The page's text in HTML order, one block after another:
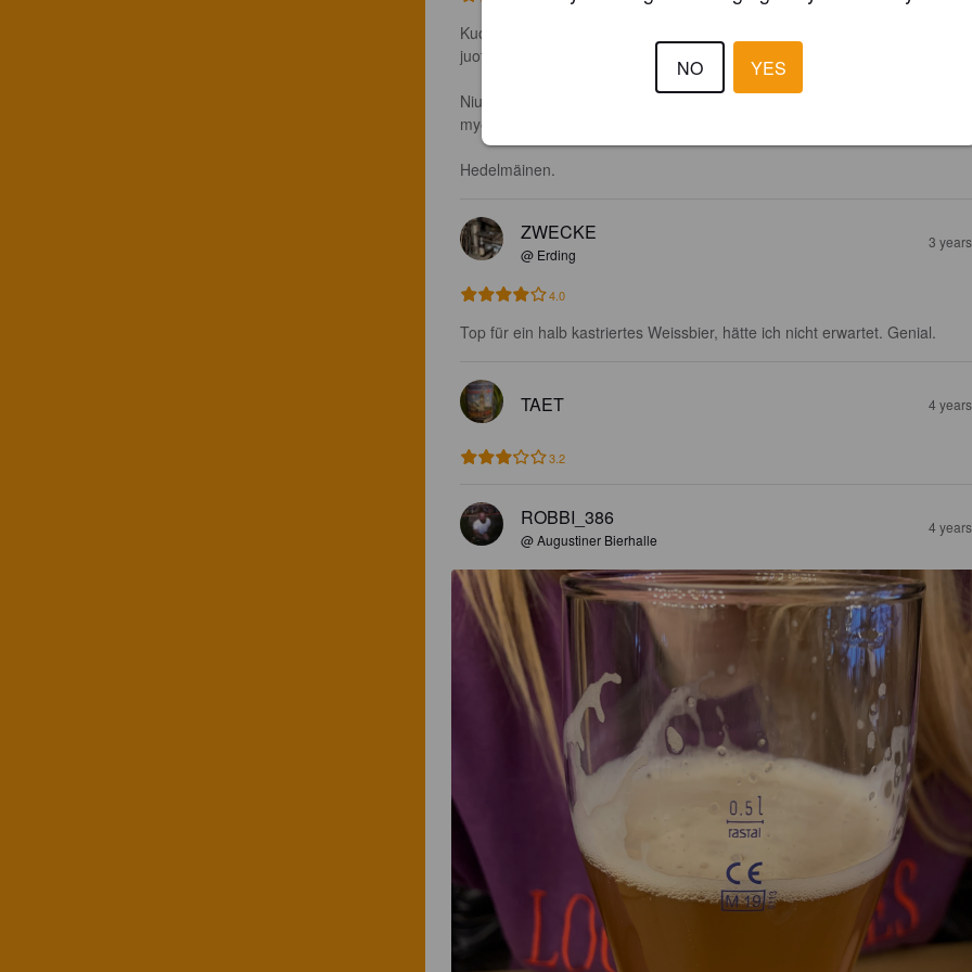
Kuohkea 4 sormen paksuinen vaahto kullan värisessä sameassa, helposti
juotavassa ja poreilevassa oluessa.
Niukasti makua, jotain makua hiivastakin irtoaa ja pienesti hedelmäinen
myös löytyy. Perinteistä banaania ei laisinkaan…onneksi näin.
Hedelmäinen.
ZWECKE
@ Erding
3
4.0
Top für ein halb kastriertes Weissbier, hätte ich nicht erwartet. Genial.
TAET 4
3.2
ROBBI_386
@ Augustiner Bierhalle
4
NO YES